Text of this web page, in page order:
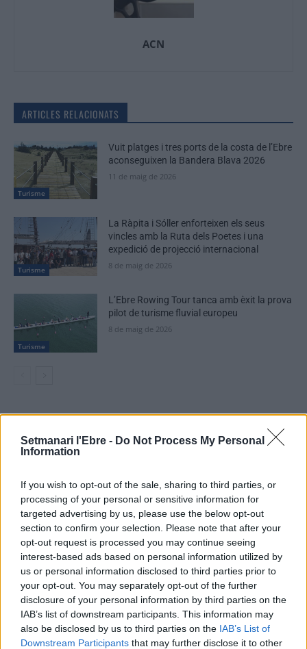
Setmanari l'Ebre - Do Not Process My Personal
Information
If you wish to opt-out of the sale, sharing to third parties, or
processing of your personal or sensitive information for
targeted advertising by us, please use the below opt-out
section to confirm your selection. Please note that after your
opt-out request is processed you may continue seeing
interest-based ads based on personal information utilized by
us or personal information disclosed to third parties prior to
your opt-out. You may separately opt-out of the further
disclosure of your personal information by third parties on the
IAB’s list of downstream participants. This information may
also be disclosed by us to third parties on the IAB’s List of
Downstream Participants that may further disclose it to other
ACN
ARTICLES RELACIONATS
Turisme
Vuit platges i tres ports de la costa de l’Ebre
aconseguixen la Bandera Blava 2026
11 de maig de 2026
Turisme
La Ràpita i Sóller enforteixen els seus
vincles amb la Ruta dels Poetes i una
expedició de projecció internacional
8 de maig de 2026
Turisme
L’Ebre Rowing Tour tanca amb èxit la prova
pilot de turisme fluvial europeu
8 de maig de 2026
Comentari: